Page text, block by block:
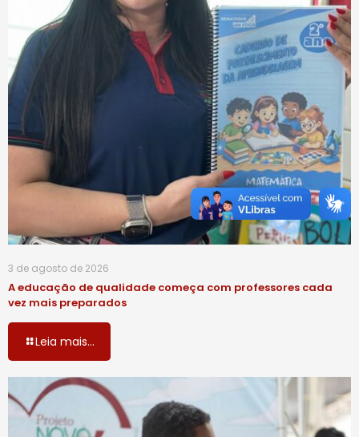
3 de agosto de 2026
A educação de qualidade começa com professores cada
vez mais preparados
Leia mais...